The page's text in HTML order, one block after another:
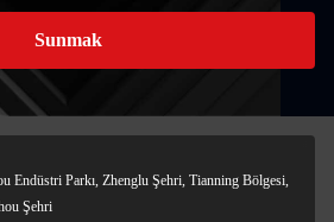
Sunmak
Endüstri Parkı, Zhenglu Şehri, Tianning Bölgesi,
Şehri